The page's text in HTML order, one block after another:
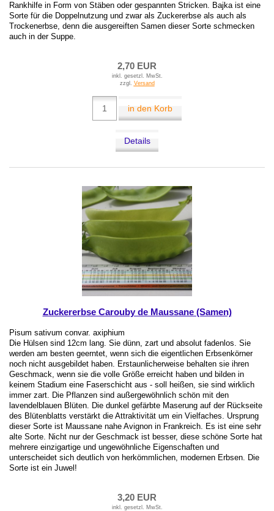
Rankhilfe in Form von Stäben oder gespannten Stricken. Bajka ist eine
Sorte für die Doppelnutzung und zwar als Zuckererbse als auch als
Trockenerbse, denn die ausgereiften Samen dieser Sorte schmecken
auch in der Suppe.
2,70 EUR
inkl. gesetzl. MwSt.
zzgl. Versand
in den Korb
Details
Zuckererbse Carouby de Maussane (Samen)
Pisum sativum convar. axiphium
Die Hülsen sind 12cm lang. Sie dünn, zart und absolut fadenlos. Sie
werden am besten geerntet, wenn sich die eigentlichen Erbsenkörner
noch nicht ausgebildet haben. Erstaunlicherweise behalten sie ihren
Geschmack, wenn sie die volle Größe erreicht haben und bilden in
keinem Stadium eine Faserschicht aus - soll heißen, sie sind wirklich
immer zart. Die Pflanzen sind außergewöhnlich schön mit den
lavendelblauen Blüten. Die dunkel gefärbte Maserung auf der Rückseite
des Blütenblatts verstärkt die Attraktivität um ein Vielfaches. Ursprung
dieser Sorte ist Maussane nahe Avignon in Frankreich. Es ist eine sehr
alte Sorte. Nicht nur der Geschmack ist besser, diese schöne Sorte hat
mehrere einzigartige und ungewöhnliche Eigenschaften und
unterscheidet sich deutlich von herkömmlichen, modernen Erbsen. Die
Sorte ist ein Juwel!
3,20 EUR
inkl. gesetzl. MwSt.